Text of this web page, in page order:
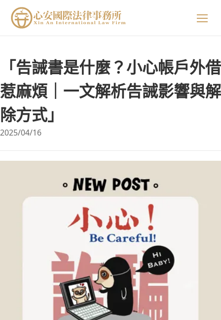
關於我們
吳郁婷 主持律師
專業領域
生活小常識
立即諮詢
「告誡書是什麼？小心帳戶外借
惹麻煩｜一文解析告誡影響與解
除方式」
2025/04/16